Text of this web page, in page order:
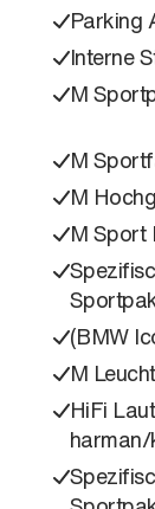
Parking
Interne
M
M
M
M Sport
(BMW
M
HiFi